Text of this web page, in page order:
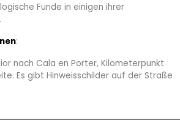
Funde in einigen ihrer
:
nach Cala en Porter, Kilometerpunkt
Es gibt Hinweisschilder auf der Straße